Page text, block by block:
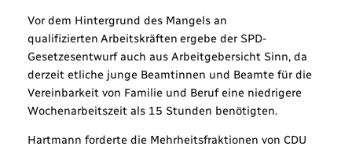
Vor dem Hintergrund des Mangels an
qualifizierten Arbeitskräften ergebe der SPD-
Gesetzesentwurf auch aus Arbeitgebersicht Sinn, da
derzeit etliche junge Beamtinnen und Beamte für die
Vereinbarkeit von Familie und Beruf eine niedrigere
Wochenarbeitszeit als 15 Stunden benötigten.
Hartmann forderte die Mehrheitsfraktionen von CDU